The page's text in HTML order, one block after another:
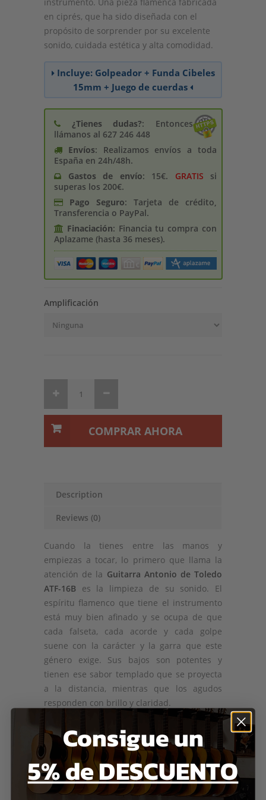
instrumento. Una pieza flamenca fabricada
en ciprés, que ha sido diseñada con el
propósito de sorprender por su excelente
sonido, cuidada estética y alta comodidad.
Incluye: Golpeador + Funda Cibeles
15mm + Juego de cuerdas
¿Tienes dudas?: Entonces
llámanos al 627 246 448
Envíos: Realizamos envíos a toda
España en 24h/48h.
Gastos de enví­o: 15€. GRATIS si
superas los 200€.
Pago Seguro: Tarjeta de crédito,
Transferencia o PayPal.
Finaciación: Financia tu compra con
Aplazame (hasta 36 meses).
Amplificación
COMPRAR AHORA
Description
Reviews (0)
Cuando la tienes entre las manos y
empiezas a tocar, lo primero que llama la
atención de la Guitarra Antonio de Toledo
ATF-16B es la limpieza de su sonido. El
espíritu flamenco que tiene el instrumento
está muy bien afinado y se ocupa de que
cada falseta, cada acorde y cada golpe
suene con la carácter y la garra que este
género exige. Sus bajos son potentes y
tienen ese sabor templado que se proyecta
a la distancia, mientras que los agudos
responden con brillo y claridad.
guitarra artesanaes todo lo que esconde a
simple vista. La alineación de las vetas en el
centro de la tapa es magnífica. La filetería
doble que rodea el cuerpo es un detalle que
normalmente no aparece en guitarras de
Consigue un
5% de DESCUENTO